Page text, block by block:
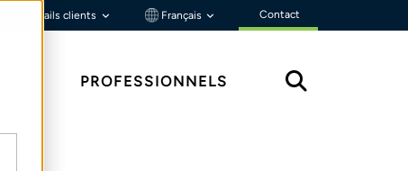
Portails clients Français Contact
PROFESSIONNELS